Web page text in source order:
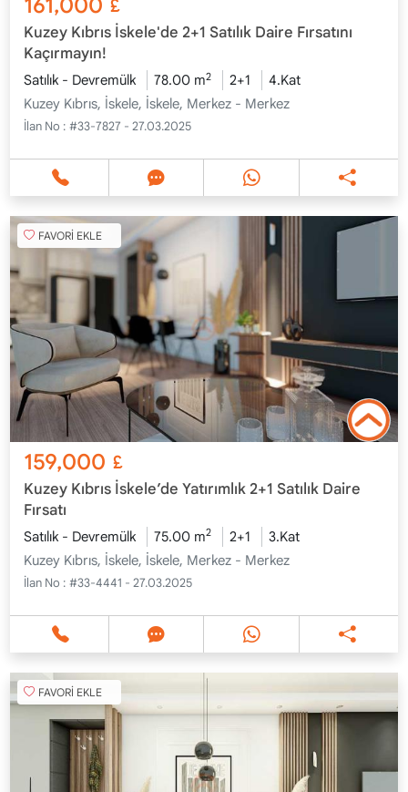
£
Kuzey Kıbrıs İskele'de 2+1 Satılık Daire Fırsatını
Kaçırmayın!
Satılık - Devremülk 78.00 m2 2+1
4.Kat
Kuzey Kıbrıs, İskele, İskele, Merkez - Merkez
İlan No : #33-7827 - 27.03.2025
FAVORİ EKLE
159,000 £
Kuzey Kıbrıs İskele’de Yatırımlık 2+1 Satılık Daire
Fırsatı
Satılık - Devremülk 75.00 m2 2+1
3.Kat
Kuzey Kıbrıs, İskele, İskele, Merkez - Merkez
İlan No : #33-4441 - 27.03.2025
FAVORİ EKLE